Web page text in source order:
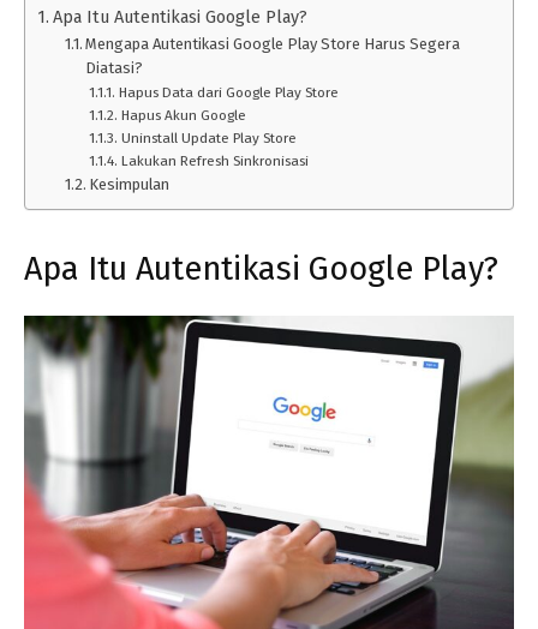
Apa Itu Autentikasi Google Play?
Mengapa Autentikasi Google Play Store Harus Segera
Diatasi?
Hapus Data dari Google Play Store
Hapus Akun Google
Uninstall Update Play Store
Lakukan Refresh Sinkronisasi
Kesimpulan
Apa Itu Autentikasi Google Play?